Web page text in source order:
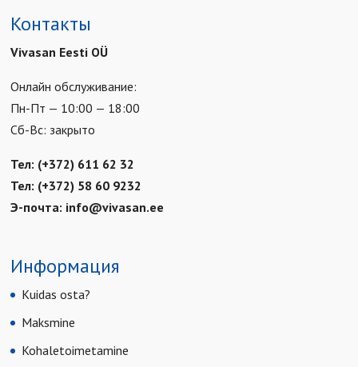
Контакты
Vivasan Eesti OÜ
Онлайн обслуживание:
Пн-Пт — 10:00 — 18:00
Сб-Вс: закрыто
Тел: (+372) 611 62 32
Тел: (+372) 58 60 9232
Э-почта: info@vivasan.ee
Информация
Kuidas osta?
Maksmine
Kohaletoimetamine